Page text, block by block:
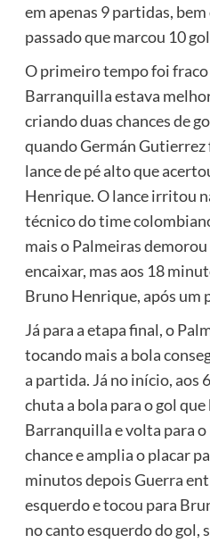
em apenas 9 partidas,
passado que marcou 10
O primeiro tempo foi
Barranquilla estava
criando duas chances de
quando Germán Gutierrez
lance de pé alto que
Henrique. O lance irritou
técnico do time
mais o Palmeiras
encaixar, mas aos 18
Bruno Henrique, após um
Já para a etapa final, o
tocando mais a bola
a partida. Já no início, aos
chuta a bola para o gol
Barranquilla e volta para
chance e amplia o placar
minutos depois Guerra
esquerdo e tocou para
no canto esquerdo do gol,